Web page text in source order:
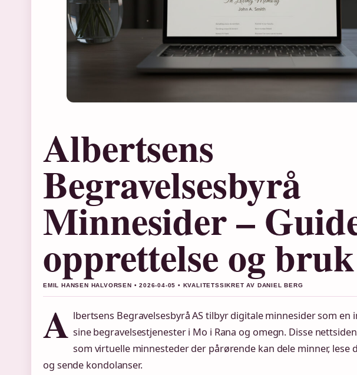
Albertsens
Begravelsesbyrå
Minnesider –
opprettelse og bruk
EMIL HANSEN HALVORSEN • 2026-04-05 • KVALITETSSIKRET AV DANIEL BERG
A lbertsens Begravelsesbyrå AS tilbyr digitale minnesider som en
sine begravelsestjenester i Mo i Rana og omegn. Disse
som virtuelle minnesteder der pårørende kan dele minner, lese
og sende kondolanser.